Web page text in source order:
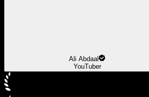
Ali Abdaal
YouTuber